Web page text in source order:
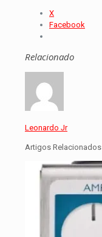
X
Facebook
Relacionado
Leonardo Jr
Artigos Relacionados